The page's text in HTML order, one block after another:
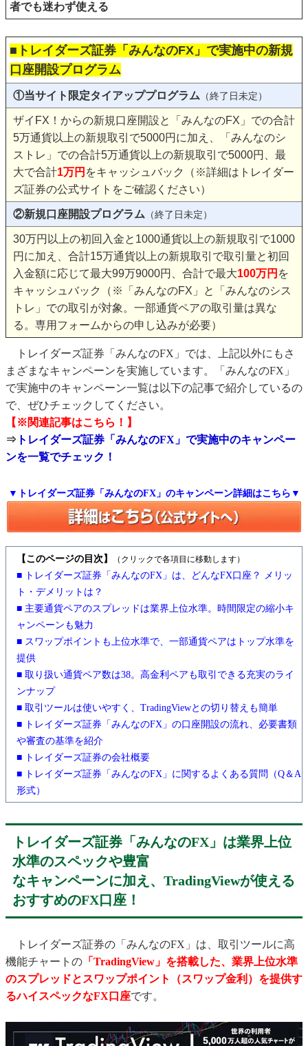
者でも迷わず使える
■トレイダーズ証券「みんなのFX」で実施中の新規
口座開設プログラム
①当サイト限定タイアッププログラム （終了日未定）
ザイFX！からの新規口座開設と「みんなのFX」での合計
5万通貨以上の新規取引で5000円に加え、「みんなのシ
ストレ」での合計5万通貨以上の新規取引で5000円、最
大で合計1万円 をキャッシュバック（※詳細はトレイダー
ズ証券の公式サイトをご確認ください）
②新規口座開設プログラム （終了日未定）
30万円以上の初回入金と1000通貨以上の新規取引で1000
円に加え、合計15万通貨以上の新規取引で取引量と初回
入金額に応じて最大99万9000円、合計で最大100万円 を
キャッシュバック（※「みんなのFX」と「みんなのシス
トレ」での取引が対象。一部通貨ペアの取引量は異な
る。専用フォームからの申し込みが必要）
トレイダーズ証券「みんなのFX」では、上記以外にもさ
まざまなキャンペーンを実施しています。「みんなのFX」
で実施中のキャンペーン一覧は以下の記事で紹介しているの
で、ぜひチェックしてください。
【※関連記事はこちら！】
⇒ トレイダーズ証券「みんなのFX」で実施中のキャンペー
ンを一覧でチェック！
▼トレイダーズ証券「みんなのFX」のキャンペーン詳細はこちら▼
【このページの目次】 （クリックで各項目に移動します）
■ トレイダーズ証券「みんなのFX」は、どんなFX口座？ メリッ
ト・デメリットは？
■ 主要通貨ペアのスプレッドは業界上位水準。時間限定の縮小キ
ャンペーンも魅力
■ スワップポイントも上位水準で、一部通貨ペアはトップ水準を
提供
■ 取り扱い通貨ペア数は38。高金利ペアも取引できる充実のライ
ンナップ
■ 取引ツールは使いやすく、TradingViewとの切り替えも簡単
■ トレイダーズ証券「みんなのFX」の口座開設の流れ、必要書類
や審査の基準を紹介
■ トレイダーズ証券の会社概要
■ トレイダーズ証券「みんなのFX」に関するよくある質問（Q＆A
形式）
トレイダーズ証券「みんなのFX」は業界上位
水準のスペックや豊富
なキャンペーンに加え、TradingViewが使える
おすすめのFX口座！
トレイダーズ証券の「みんなのFX」は、取引ツールに高
機能チャートの 「TradingView」を搭載した、業界上位水準
のスプレッドとスワップポイント（スワップ金利）を提供す
るハイスペックなFX口座です。